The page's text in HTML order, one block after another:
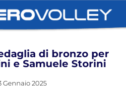
di bronzo per
e Samuele Storini
Gennaio 2025